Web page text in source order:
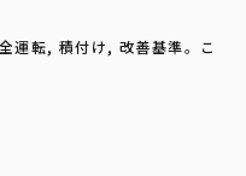
運転, 積付け, 改善基準。こ